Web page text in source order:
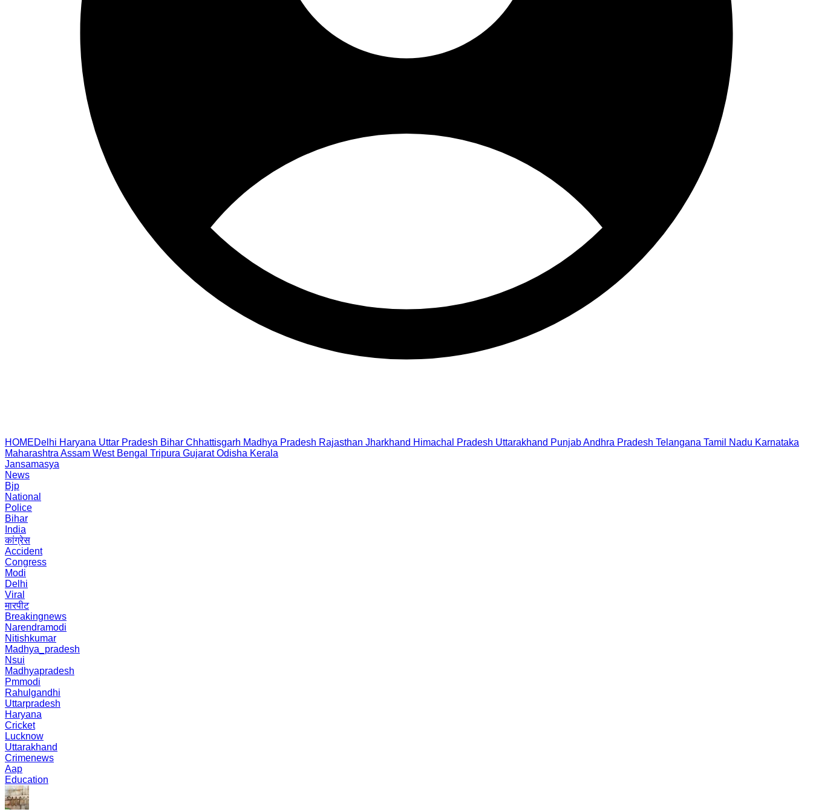
HOMEDelhi Haryana Uttar Pradesh Bihar Chhattisgarh Madhya Pradesh Rajasthan Jharkhand Himachal Pradesh Uttarakhand PunjabAndhra Pradesh Telangana Tamil Nadu Karnataka
Maharashtra Assam West Bengal Tripura Gujarat Odisha Kerala
Jansamasya
News
Bjp
National
Police
Bihar
India
कांग्रेस
Accident
Congress
Modi
Delhi
Viral
मारपीट
Breakingnews
Narendramodi
Nitishkumar
Madhya_pradesh
Nsui
Madhyapradesh
Pmmodi
Rahulgandhi
Uttarpradesh
Haryana
Cricket
Lucknow
Uttarakhand
Crimenews
Aap
Education